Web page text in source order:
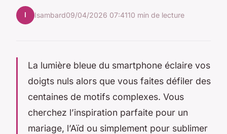
I Isambard09/04/2026 07:4110 min de lecture
La lumière bleue du smartphone éclaire vos
doigts nuls alors que vous faites défiler des
centaines de motifs complexes. Vous
cherchez l’inspiration parfaite pour un
mariage, l’Aïd ou simplement pour sublimer